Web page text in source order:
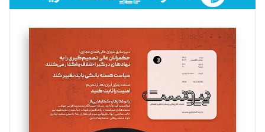
فائزه فتحی رستمی
تحریریه
سروش کرمیان
تحریریه
مینا پاکدل